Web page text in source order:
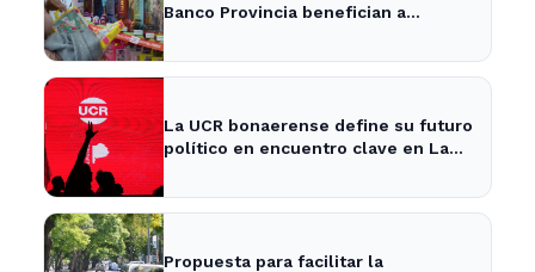
Banco Provincia benefician a
La UCR bonaerense define su futuro
político en encuentro clave en La
Propuesta para facilitar la